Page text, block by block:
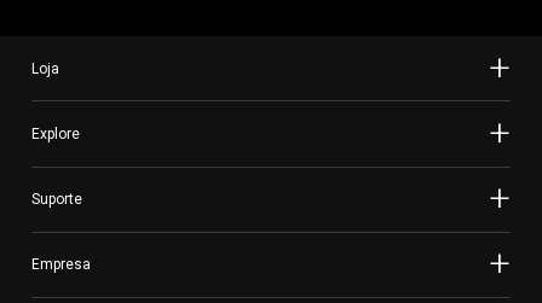
Loja
Explore
Suporte
Empresa